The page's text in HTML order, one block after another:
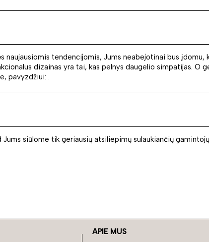
tendencijomis, Jums neabejotinai bus įdomu,
dizainas yra tai, kas pelnys daugelio simpatijas. O
pavyzdžiui: .
siūlome tik geriausių atsiliepimų sulaukiančių
APIE MUS